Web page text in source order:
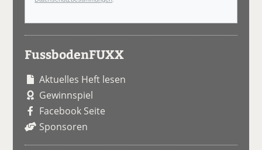
FussbodenFUXX
Aktuelles Heft lesen
Gewinnspiel
Facebook Seite
Sponsoren